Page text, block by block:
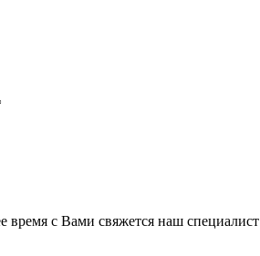
с Вами свяжется наш специалист